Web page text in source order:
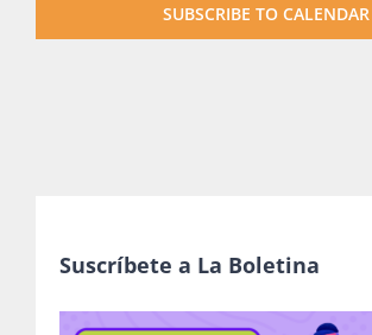
SUBSCRIBE TO CALENDAR
Suscríbete a La Boletina